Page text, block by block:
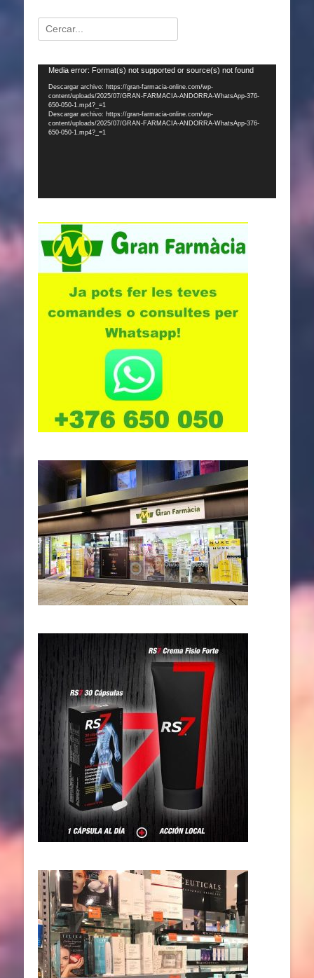
Buscar:
Reproductor
vídeo
Media error: Format(s) not supported or source(s) not found
Descargar archivo: https://gran-farmacia-online.com/wp-
content/uploads/2025/07/GRAN-FARMACIA-ANDORRA-WhatsApp-376-
650-050-1.mp4?_=1
Descargar archivo: https://gran-farmacia-online.com/wp-
content/uploads/2025/07/GRAN-FARMACIA-ANDORRA-WhatsApp-376-
650-050-1.mp4?_=1